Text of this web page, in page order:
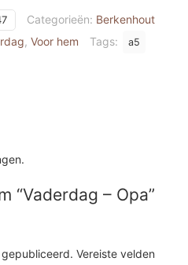
Categorieën: Berkenhout
, Voor hem Tags: a5
“Vaderdag – Opa”
Vereiste velden